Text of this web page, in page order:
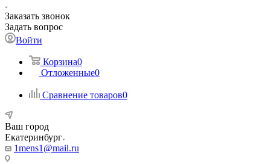
Заказать звонок
Задать вопрос
Войти
Корзина0
Отложенные0
Сравнение товаров0
Ваш город
Екатеринбург
1mens1@mail.ru